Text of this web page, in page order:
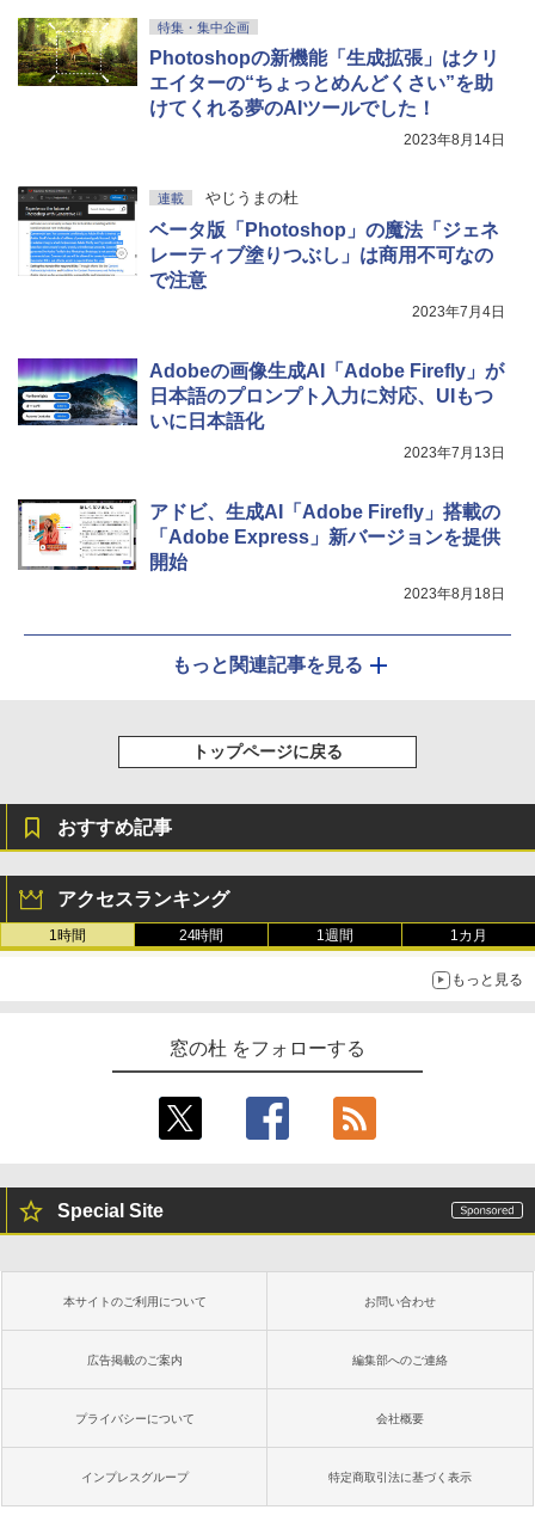
特集・集中企画
Photoshopの新機能「生成拡張」はクリ
エイターの“ちょっとめんどくさい”を助
けてくれる夢のAIツールでした！
2023年8月14日
連載 やじうまの杜
ベータ版「Photoshop」の魔法「ジェネ
レーティブ塗りつぶし」は商用不可なの
で注意
2023年7月4日
Adobeの画像生成AI「Adobe Firefly」が
日本語のプロンプト入力に対応、UIもつ
いに日本語化
2023年7月13日
アドビ、生成AI「Adobe Firefly」搭載の
「Adobe Express」新バージョンを提供
開始
2023年8月18日
もっと関連記事を見る
トップページに戻る
おすすめ記事
アクセスランキング
1時間 24時間 1週間 1カ月
もっと見る
窓の杜 をフォローする
Special Site
本サイトのご利用について お問い合わせ
広告掲載のご案内 編集部へのご連絡
プライバシーについて 会社概要
インプレスグループ 特定商取引法に基づく表示